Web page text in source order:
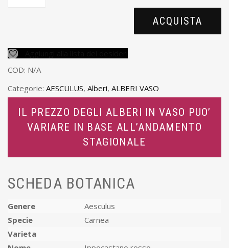
ACQUISTA
COD: N/A
Categorie: AESCULUS, Alberi, ALBERI VASO
IL PREZZO DEGLI ALBERI IN VASO PUO’
VARIARE IN BASE ALL’ANDAMENTO
STAGIONALE
SCHEDA BOTANICA
Genere
Aesculus
Specie
Carnea
Varieta